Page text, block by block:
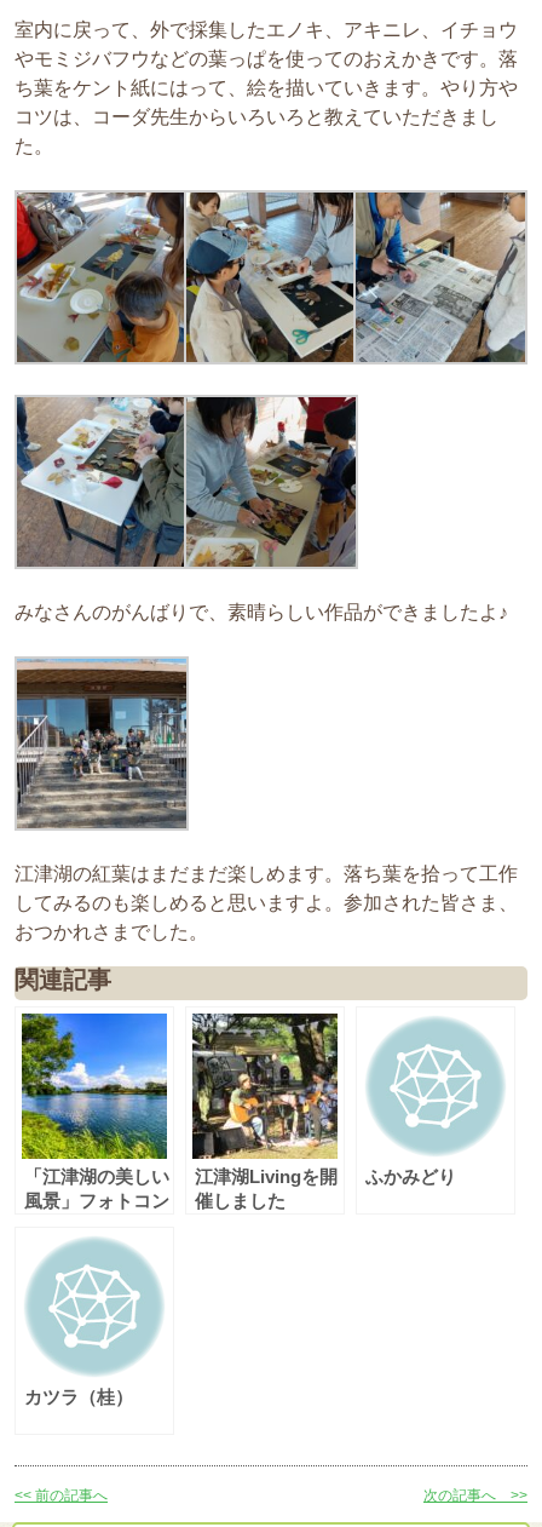
室内に戻って、外で採集したエノキ、アキニレ、イチョウ
やモミジバフウなどの葉っぱを使ってのおえかきです。落
ち葉をケント紙にはって、絵を描いていきます。やり方や
コツは、コーダ先生からいろいろと教えていただきまし
た。
みなさんのがんばりで、素晴らしい作品ができましたよ♪
江津湖の紅葉はまだまだ楽しめます。落ち葉を拾って工作
してみるのも楽しめると思いますよ。参加された皆さま、
おつかれさまでした。
関連記事
「江津湖の美しい
風景」フォトコン
期）結果発表
江津湖Livingを開
催しました
ふかみどり
カツラ（桂）
<< 前の記事へ 次の記事へ >>